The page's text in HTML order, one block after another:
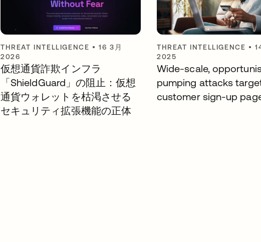
THREAT INTELLIGENCE •16 3月
2026
仮想通貨詐欺インフラ
「ShieldGuard」の阻止：仮想
通貨ウォレットを枯渇させる
セキュリティ拡張機能の正体
THREAT INTELLIGENCE •
2025
Wide-scale,
pumping attacks
customer sign-up